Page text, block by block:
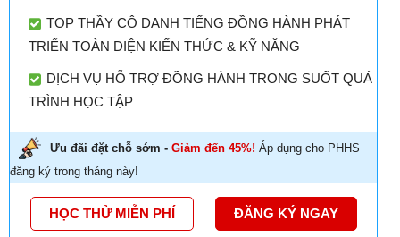
TOP THẦY CÔ DANH TIẾNG ĐỒNG HÀNH PHÁT
TRIỂN TOÀN DIỆN KIẾN THỨC & KỸ NĂNG
DỊCH VỤ HỖ TRỢ ĐỒNG HÀNH TRONG SUỐT QUÁ
TRÌNH HỌC TẬP
Ưu đãi đặt chỗ sớm - Giảm đến 45%! Áp dụng cho PHHS
đăng ký trong tháng này!
HỌC THỬ MIỄN PHÍ ĐĂNG KÝ NGAY